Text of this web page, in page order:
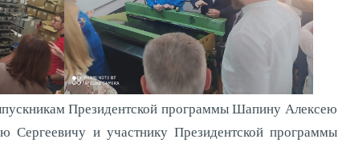
Президентской программы Шапину Алексею
Сергеевичу и участнику Президентской программы